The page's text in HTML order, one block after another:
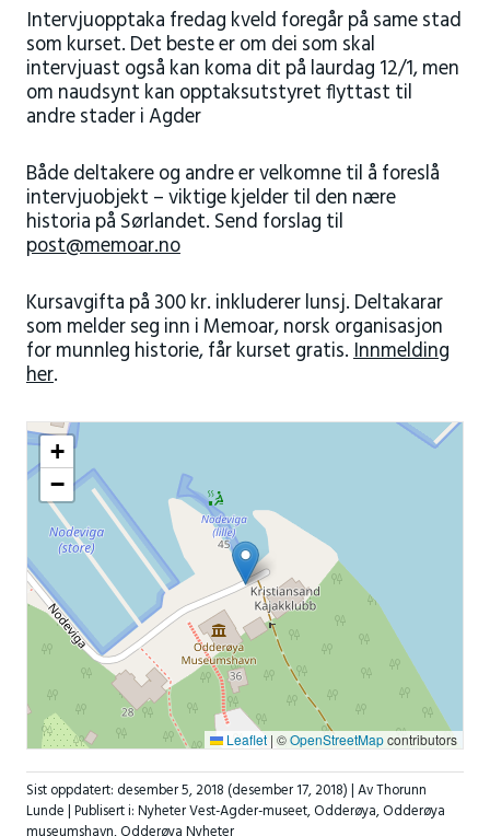
Intervjuopptaka fredag kveld foregår på same stad
som kurset. Det beste er om dei som skal
intervjuast også kan koma dit på laurdag 12/1, men
om naudsynt kan opptaksutstyret flyttast til
andre stader i Agder
Både deltakere og andre er velkomne til å foreslå
intervjuobjekt – viktige kjelder til den nære
historia på Sørlandet. Send forslag til
post@memoar.no
Kursavgifta på 300 kr. inkluderer lunsj. Deltakarar
som melder seg inn i Memoar, norsk organisasjon
for munnleg historie, får kurset gratis.Innmelding
her.
+
−
Leaflet | ©OpenStreetMapcontributors
Sist oppdatert: desember 5, 2018 (desember 17, 2018)| Av Thorunn
Lunde |Publisert i:Nyheter Vest-Agder-museet,Odderøya,Odderøya